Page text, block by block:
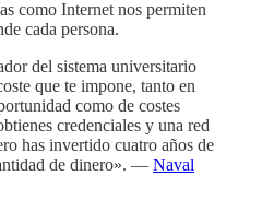
como Internet nos permiten
cada persona.
del sistema universitario
que te impone, tanto en
como de costes
credenciales y una red
has invertido cuatro años de
de dinero». — Naval